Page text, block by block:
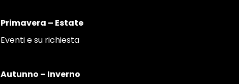
Primavera – Estate
Eventi e su richiesta
Autunno – Inverno